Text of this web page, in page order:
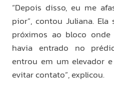
“Depois disso, eu me
pior”, contou Juliana.
próximos ao bloco
havia entrado no
entrou em um elevador
evitar contato”, explicou.